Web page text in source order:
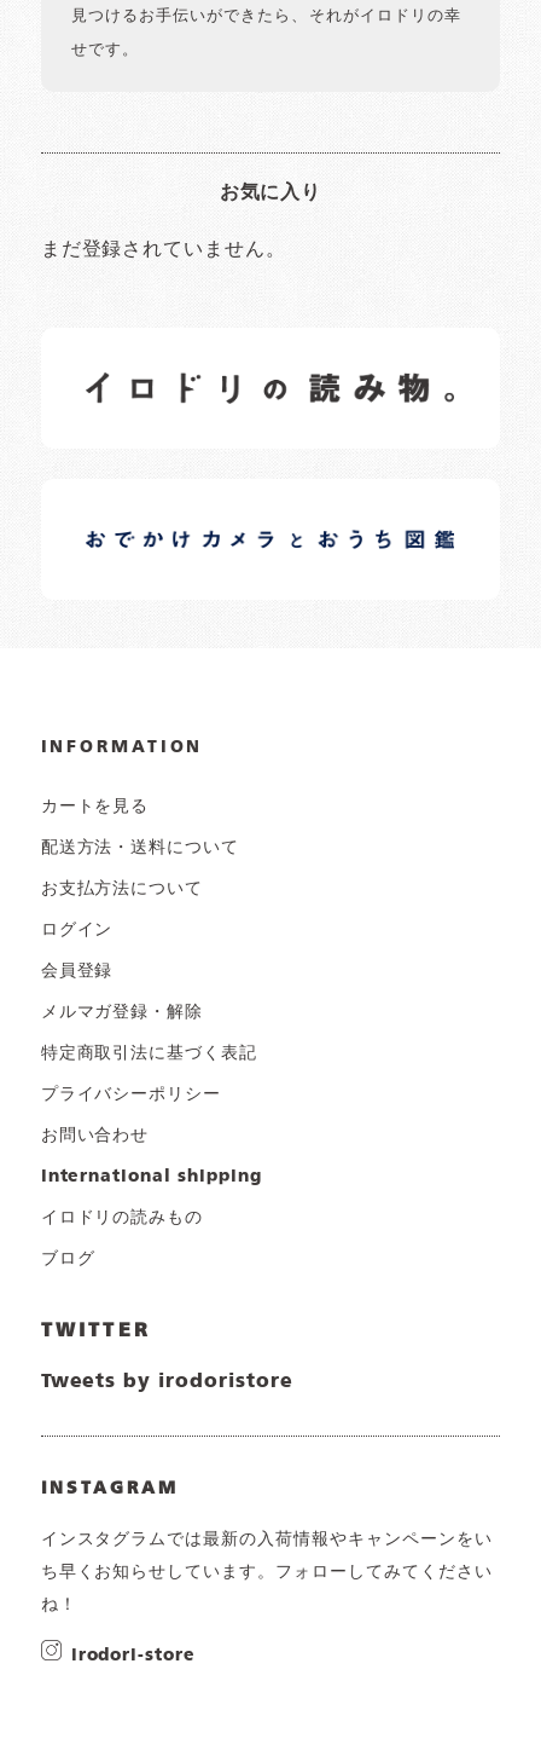
見つけるお手伝いができたら、それがイロドリの幸
せです。
お気に入り
まだ登録されていません。
日常の様子など随時更新中です。
日常の様子など随時更新中です。
INFORMATION
カートを見る
配送方法・送料について
お支払方法について
ログイン
会員登録
メルマガ登録・解除
特定商取引法に基づく表記
プライバシーポリシー
お問い合わせ
international shipping
イロドリの読みもの
ブログ
TWITTER
Tweets by irodoristore
INSTAGRAM
インスタグラムでは最新の入荷情報やキャンペーンをい
ち早くお知らせしています。フォローしてみてください
ね！
irodori-store